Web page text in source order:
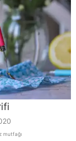
mutfağı